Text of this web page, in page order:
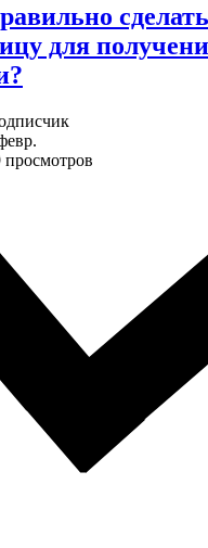
для
просмотров